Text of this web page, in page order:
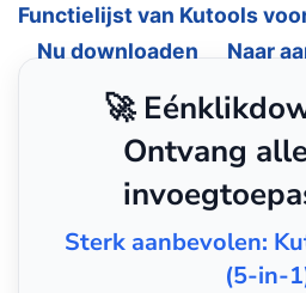
Functielijst van Kutools
Nu downloaden
Naar
🚀
Ontvang
Sterk aanbevolen:
(5-in-